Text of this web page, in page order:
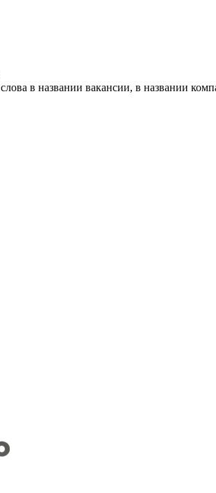
в названии вакансии, в названии